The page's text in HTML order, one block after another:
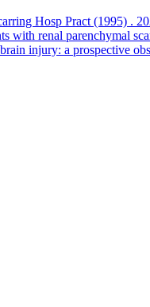
Hosp Pract (1995) .
with renal parenchymal
injury: a prospective